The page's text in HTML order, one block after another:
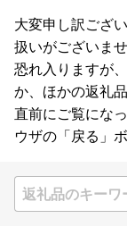
大変申し訳ござ
扱いがございませ
恐れ入りますが
か、ほかの返礼
直前にご覧にな
ウザの「戻る」